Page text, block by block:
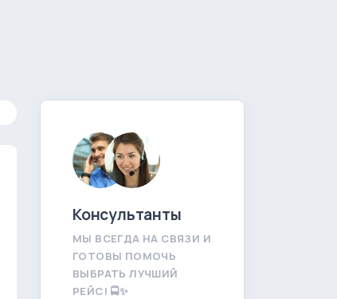
Консультанты
МЫ ВСЕГДА НА СВЯЗИ И
ГОТОВЫ ПОМОЧЬ
ВЫБРАТЬ ЛУЧШИЙ
РЕЙС! 🚍✨